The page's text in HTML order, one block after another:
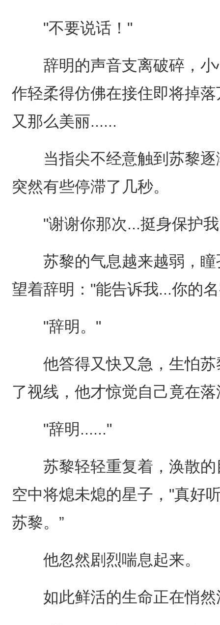
"不要说话！"
辞明的声音支离破碎，小
作轻柔得仿佛在接住即将掉
又那么美丽......
当指尖不经意触到苏黎逐
突然有些停滞了几秒。
"谢谢你那次...挺身保护我
苏黎的气息越来越弱，瞳
望着辞明："能告诉我...你的
"辞明。"
他答得又快又急，生怕苏
了视线，他才惊觉自己竟在落
"辞明......"
苏黎轻轻重复着，涣散的
空中将熄未熄的星子，"真好
苏黎。”
他忽然剧烈喘息起来。
如此鲜活的生命正在悄然